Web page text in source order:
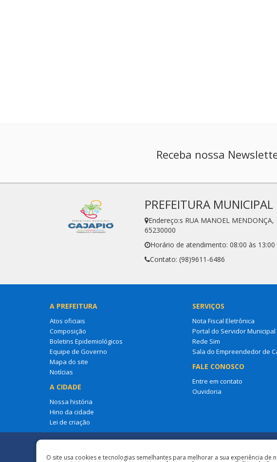
Receba nossa
PREFEITURA MUNICIPAL
Endereço:s RUA MANOEL
65230000
Horário de atendimento: 08:00 às 13:00
Contato: (98)9611-6486
A PREFEITURA
Atos oficiais
Composição
Boletins Epidemiológicos
Equipe de Governo
Mapa do site
Notícias
A CIDADE
Nossa história
Hino da cidade
Lei de criação
SERVIÇOS
Nota Fiscal Eletrônica
Portal do Servidor Municipal
Rede Sim
Sala do Empreendedor de
FALE CONOSCO
Entre em contato
Ouvidoria
O site usa cookies e tecnologias semelhantes para melhorar a sua experiência de